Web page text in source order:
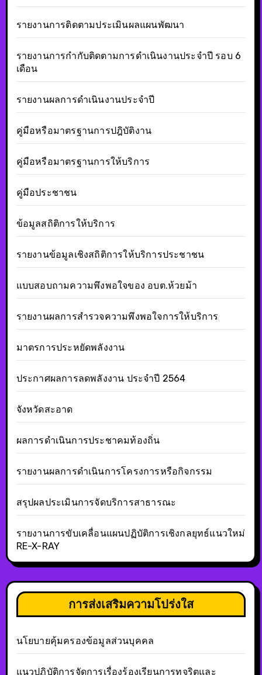
รายงานการติดตามประเมินผลแผนพัฒนา
รายงานการกำกับติดตามการดำเนินงานประจำปี รอบ 6
เดือน
รายงานผลการดำเนินงานประจำปี
คู่มือหรือมาตรฐานการปฎิบัติงาน
คู่มือหรือมาตรฐานการให้บริการ
คู่มือประชาชน
ข้อมูลสถิติการให้บริการ
รายงานข้อมูลเชิงสถิติการให้บริการประชาชน
แบบสอบถามความพึงพอใจของ อบต.ห้วยม้า
รายงานผลการสำรวจความพึงพอใจการให้บริการ
มาตรการประหยัดพลังงาน
ประกาศผลการลดพลังงาน ประจำปี 2564
จังหวัดสะอาด
ผลการดำเนินการประชาคมท้องถิ่น
รายงานผลการดำเนินการโครงการหรือกิจกรรม
สรุปผลประเมินการจัดบริการสาธารณะ
รายงานการขับเคลื่อนแผนปฏิบัติการเชิงกลยุทธ์แนวใหม่
RE-X-RAY
การส่งเสริมความโปร่งใส
นโยบายคุ้มครองข้อมูลส่วนบุคคล
แนวปฏิบัติการจัดการเรื่องร้องเรียนการทุจริตและ